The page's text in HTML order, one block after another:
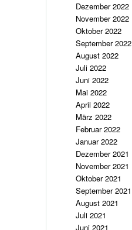
Dezember 2022
November 2022
Oktober 2022
September 2022
August 2022
Juli 2022
Juni 2022
Mai 2022
April 2022
März 2022
Februar 2022
Januar 2022
Dezember 2021
November 2021
Oktober 2021
September 2021
August 2021
Juli 2021
Juni 2021